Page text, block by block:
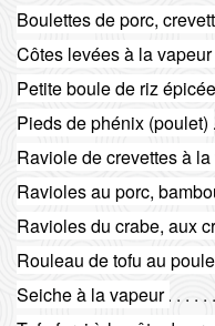
Boulettes de porc,
Côtes levées à la vapeur
Petite boule de riz épicée
Pieds de phénix (poulet)
Raviole de crevettes à
Ravioles du crabe, aux
Rouleau de tofu au
Seiche à la vapeur